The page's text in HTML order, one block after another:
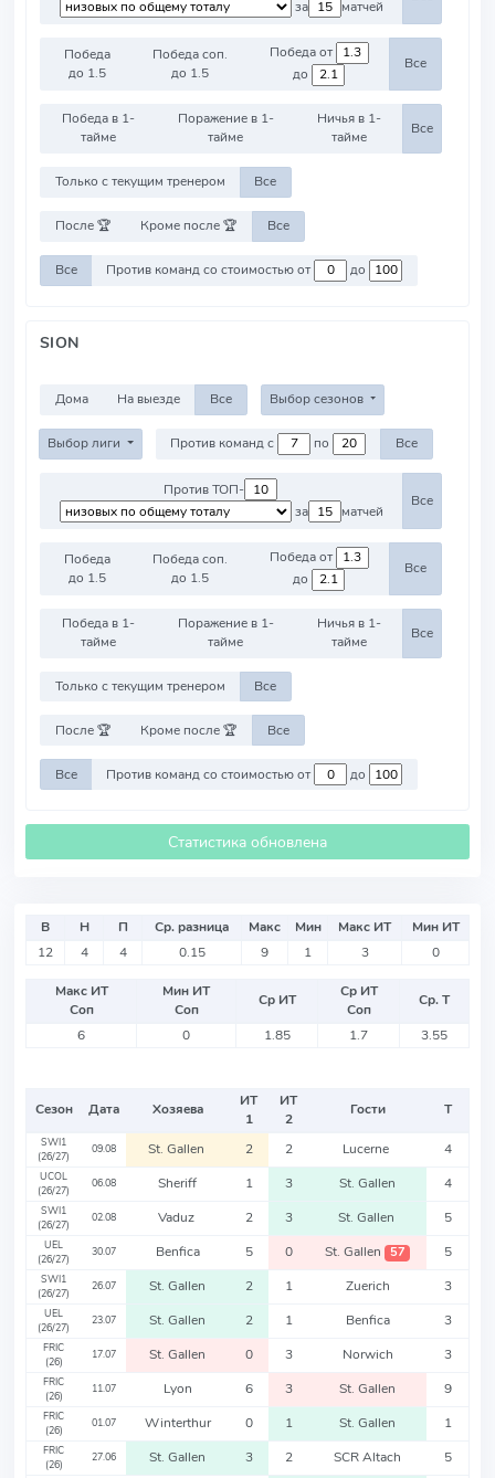
за
матчей
Победа
до 1.5
Победа соп.
до 1.5
Победа от
до
Все
Победа в 1-
тайме
Поражение в 1-
тайме
Ничья в 1-
тайме
Все
Только с текущим тренером Все
После 🏆 Кроме после 🏆 Все
Все Против команд со стоимостью от до
SION
Дома На выезде Все Выбор сезонов
Выбор лиги Против команд с по Все
Против ТОП-
за
матчей
Все
Победа
до 1.5
Победа соп.
до 1.5
Победа от
до
Все
Победа в 1-
тайме
Поражение в 1-
тайме
Ничья в 1-
тайме
Все
Только с текущим тренером Все
После 🏆 Кроме после 🏆 Все
Все Против команд со стоимостью от до
Статистика обновлена
В Н П Ср. разница Макс Мин Макс ИТ
Мин ИТ
12
4 4 0.15 9 1 3 0
Макс ИТ
Соп
Мин ИТ
Соп
Ср ИТ
Ср ИТ
Соп
Ср. Т
6
0 1.85 1.7 3.55
Сезон Дата Хозяева
ИТ
1
ИТ
2
Гости Т
SWI1
(26/27)
09.08 St. Gallen 2 2 Lucerne 4
UCOL
(26/27)
06.08 Sheriff 1 3 St. Gallen 4
SWI1
(26/27)
02.08 Vaduz 2 3 St. Gallen 5
UEL
(26/27)
30.07 Benfica 5 0 St. Gallen 57 5
SWI1
(26/27)
26.07 St. Gallen 2 1 Zuerich 3
UEL
(26/27)
23.07 St. Gallen 2 1 Benfica 3
FRIC
(26)
17.07 St. Gallen 0 3 Norwich 3
FRIC
(26)
11.07 Lyon 6 3 St. Gallen 9
FRIC
(26)
01.07 Winterthur 0 1 St. Gallen 1
FRIC
(26)
27.06 St. Gallen 3 2 SCR Altach 5